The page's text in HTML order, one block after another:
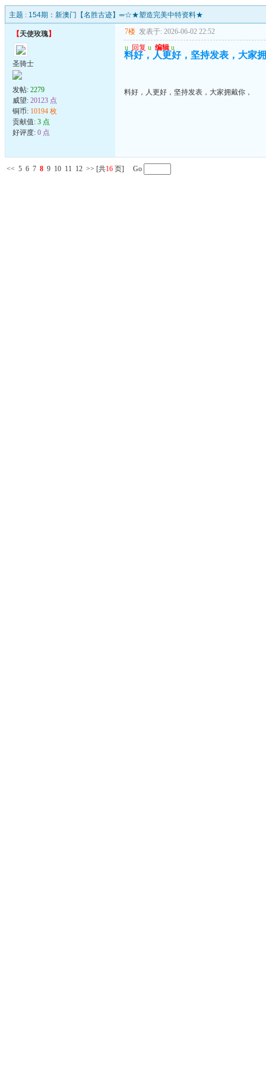
主题 : 154期：新澳门【名胜古迹】═☆★塑造完美中特资料★
【天使玫瑰】
圣骑士
发帖: 2279
威望: 20123 点
铜币: 10194 枚
贡献值: 3 点
好评度: 0 点
7楼 发表于: 2026-06-02 22:52
u 回复 u 编辑 u
料好，人更好，坚持发表，大家
料好，人更好，坚持发表，大家拥戴你，
<< 5 6 7 8 9 10 11 12 >> [共16 页] Go